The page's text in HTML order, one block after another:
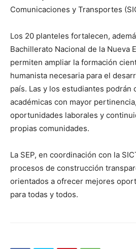
Comunicaciones y Transportes
Los 20 planteles fortalecen,
Bachillerato Nacional de la Nueva
permiten ampliar la formación
humanista necesaria para el
país. Las y los estudiantes
académicas con mayor
oportunidades laborales y
propias comunidades.
La SEP, en coordinación con la
procesos de construcción
orientados a ofrecer mejores
para todas y todos.